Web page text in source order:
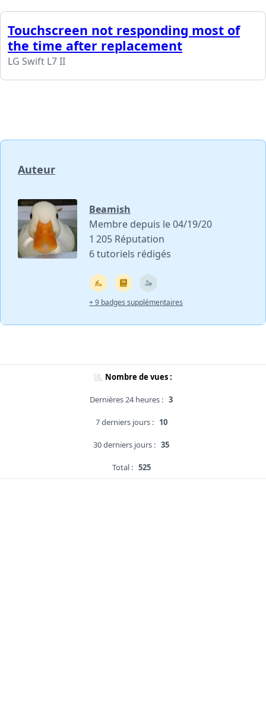
Touchscreen not responding most of
the time after replacement
LG Swift L7 II
Auteur
Beamish
Membre depuis le 04/19/20
1 205 Réputation
6 tutoriels rédigés
+ 9 badges supplémentaires
Nombre de vues :
Dernières 24 heures : 3
7 derniers jours : 10
30 derniers jours : 35
Total : 525